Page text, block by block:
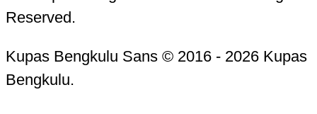
Reserved.
Kupas Bengkulu Sans © 2016 - 2026 Kupas
Bengkulu.